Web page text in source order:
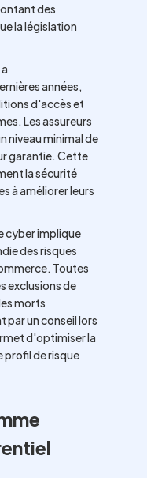
des
la législation
années,
d'accès et
Les assureurs
niveau minimal de
garantie. Cette
la sécurité
à améliorer leurs
cyber implique
des risques
Toutes
exclusions de
morts
un conseil lors
d'optimiser la
de risque